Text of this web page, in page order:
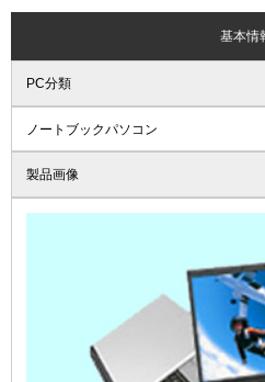
基本情
PC分類
ノートブックパソコン
製品画像